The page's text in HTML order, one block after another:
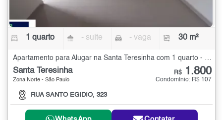
1 quarto - suíte - vaga 30 m²
Apartamento para Alugar na Santa Teresinha com 1 quarto - 30 m²
Santa Teresinha
Zona Norte - São Paulo
RUA SANTO EGIDIO, 323
R$ 1.800
Condomínio: R$ 107